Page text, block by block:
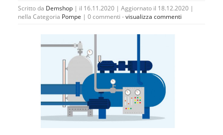
Scritto da Demshop | il 16.11.2020 | Aggiornato il 18.12.2020 |
nella Categoria Pompe | 0 commenti -visualizza commenti